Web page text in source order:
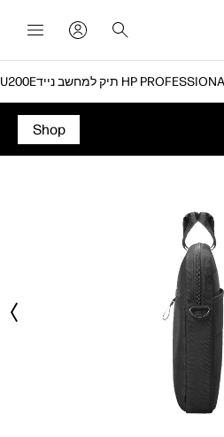
אביזרים
תמיכה
Shop